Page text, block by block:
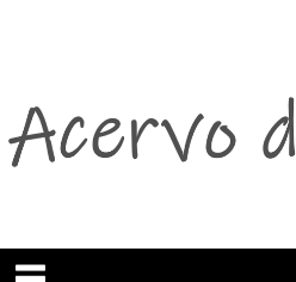
Abrir menu